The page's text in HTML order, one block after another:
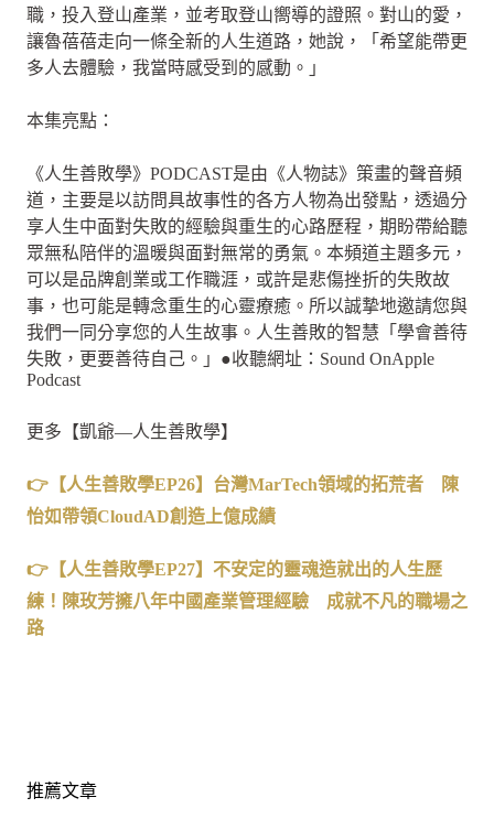
職，投入登山產業，並考取登山嚮導的證照。對山的愛，
讓魯蓓蓓走向一條全新的人生道路，她說，「希望能帶更
多人去體驗，我當時感受到的感動。」
本集亮點：
《人生善敗學》PODCAST是由《人物誌》策畫的聲音頻
道，主要是以訪問具故事性的各方人物為出發點，透過分
享人生中面對失敗的經驗與重生的心路歷程，期盼帶給聽
眾無私陪伴的溫暖與面對無常的勇氣。本頻道主題多元，
可以是品牌創業或工作職涯，或許是悲傷挫折的失敗故
事，也可能是轉念重生的心靈療癒。所以誠摯地邀請您與
我們一同分享您的人生故事。人生善敗的智慧「學會善待
失敗，更要善待自己。」●收聽網址：Sound OnApple
Podcast
更多【凱爺—人生善敗學】
👉【人生善敗學EP26】台灣MarTech領域的拓荒者 陳
怡如帶領CloudAD創造上億成績
👉【人生善敗學EP27】不安定的靈魂造就出的人生歷
練！陳玫芳擁八年中國產業管理經驗 成就不凡的職場之
路
推薦文章